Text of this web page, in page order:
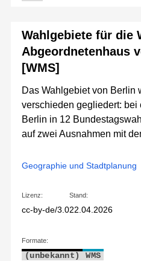
Wahlgebiete für die
Abgeordnetenhaus
[WMS]
Das Wahlgebiet von Berlin
verschieden gegliedert:
Berlin in 12
auf zwei Ausnahmen mit
Geographie und Stadtplanung
Lizenz:
cc-by-de/3.0
Stand:
22.04.2026
Formate:
(unbekannt) WMS